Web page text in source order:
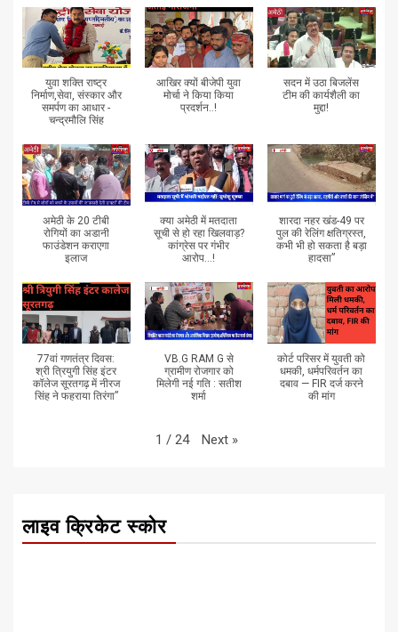
युवा शक्ति राष्ट्र
निर्माण,सेवा, संस्कार और
समर्पण का आधार -
चन्द्रमौलि सिंह
आखिर क्यों बीजेपी युवा
मोर्चा ने किया किया
प्रदर्शन..!
सदन में उठा बिजलेंस
टीम की कार्यशैली का
मुद्दा!
अमेठी के 20 टीबी
रोगियों का अडानी
फाउंडेशन कराएगा
इलाज
क्या अमेठी में मतदाता
सूची से हो रहा खिलवाड़?
कांग्रेस पर गंभीर
आरोप...!
शारदा नहर खंड-49 पर
पुल की रेलिंग क्षतिग्रस्त,
कभी भी हो सकता है बड़ा
हादसा”
77वां गणतंत्र दिवस:
श्री त्रियुगी सिंह इंटर
कॉलेज सूरतगढ़ में नीरज
सिंह ने फहराया तिरंगा”
VB.G RAM G से
ग्रामीण रोजगार को
मिलेगी नई गति : सतीश
शर्मा
कोर्ट परिसर में युवती को
धमकी, धर्मपरिवर्तन का
दबाव — FIR दर्ज करने
की मांग
1 / 24 Next »
लाइव क्रिकेट स्कोर